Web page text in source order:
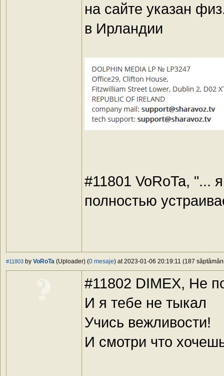
на сайте указан
в Ирландии
#11801 VoRoTa, "...
полностью
#11803 by VoRoTa (Uploader) (0 mesaje) at 2023-01-06 20:19:11 (187
#11802 DIMEX, Не
И я тебе не тыкал
Учись вежливости!
И смотри что